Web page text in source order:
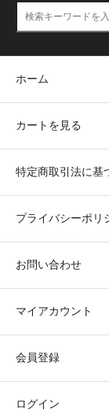
ホーム
カートを見る
特定商取引法に基
プライバシーポリ
お問い合わせ
マイアカウント
会員登録
ログイン